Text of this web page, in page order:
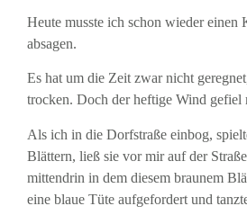
Heute musste ich schon wieder einen
absagen.
Es hat um die Zeit zwar nicht
trocken. Doch der heftige Wind gefiel
Als ich in die Dorfstraße einbog,
Blättern, ließ sie vor mir auf der
mittendrin in dem diesem braunem
eine blaue Tüte aufgefordert und